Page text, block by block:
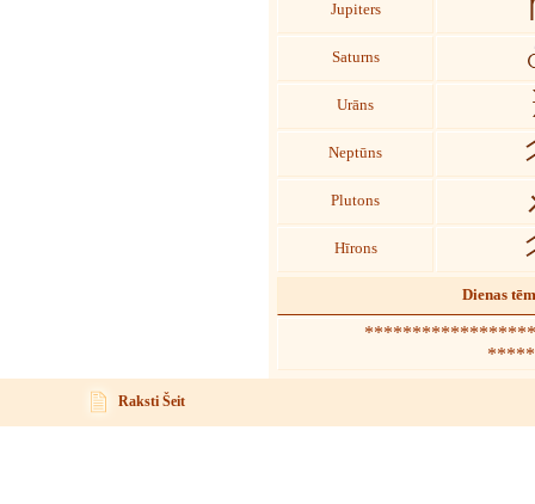
Jupiters
Saturns
Urāns
Neptūns
Plutons
Hīrons
Dienas
******************
Raksti Šeit